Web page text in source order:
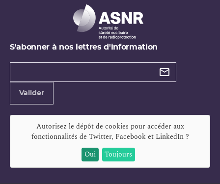
S'abonner à nos lettres d'information
Types de
Valider
Autorisez le dépôt de cookies pour accéder aux
fonctionnalités de Twitter, Facebook et LinkedIn?
Oui
Toujours